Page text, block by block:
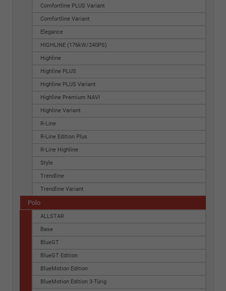
Comfortline PLUS Variant
Comfortline Variant
Elegance
HIGHLINE (176kW/240PS)
Highline
Highline PLUS
Highline PLUS Variant
Highline Premium NAVI
Highline Variant
R-Line
R-Line Edition Plus
R-Line Highline
Style
Trendline
Trendline Variant
Polo
ALLSTAR
Base
BlueGT
BlueGT Edition
BlueMotion Edition
BlueMotion Edition 3-Türig